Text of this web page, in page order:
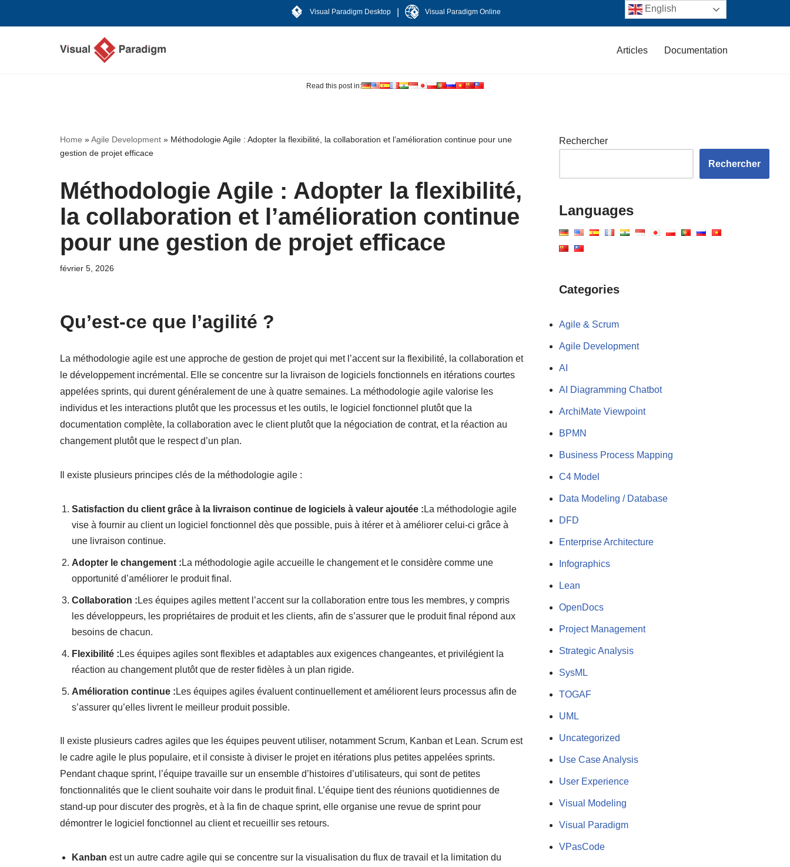
Visual Paradigm Desktop Visual Paradigm Online
Articles Documentation
Read this post in:
Home »Agile Development » Méthodologie Agile : Adopter la flexibilité, la collaboration et l’amélioration continue pour une
gestion de projet efficace
Méthodologie Agile : Adopter la flexibilité,
la collaboration et l’amélioration continue
pour une gestion de projet efficace
février 5, 2026
Qu’est-ce que l’agilité ?
La méthodologie agile est une approche de gestion de projet qui met l’accent sur la flexibilité, la collaboration et
le développement incrémental. Elle se concentre sur la livraison de logiciels fonctionnels en itérations courtes
appelées sprints, qui durent généralement de une à quatre semaines. La méthodologie agile valorise les
individus et les interactions plutôt que les processus et les outils, le logiciel fonctionnel plutôt que la
documentation complète, la collaboration avec le client plutôt que la négociation de contrat, et la réaction au
changement plutôt que le respect d’un plan.
Il existe plusieurs principes clés de la méthodologie agile :
Satisfaction du client grâce à la livraison continue de logiciels à valeur ajoutée : La méthodologie agile
vise à fournir au client un logiciel fonctionnel dès que possible, puis à itérer et à améliorer celui-ci grâce à
une livraison continue.
Adopter le changement : La méthodologie agile accueille le changement et le considère comme une
opportunité d’améliorer le produit final.
Collaboration : Les équipes agiles mettent l’accent sur la collaboration entre tous les membres, y compris
les développeurs, les propriétaires de produit et les clients, afin de s’assurer que le produit final répond aux
besoins de chacun.
Flexibilité : Les équipes agiles sont flexibles et adaptables aux exigences changeantes, et privilégient la
réaction au changement plutôt que de rester fidèles à un plan rigide.
Amélioration continue : Les équipes agiles évaluent continuellement et améliorent leurs processus afin de
s’assurer qu’elles livrent le meilleur produit possible.
Il existe plusieurs cadres agiles que les équipes peuvent utiliser, notamment Scrum, Kanban et Lean. Scrum est
le cadre agile le plus populaire, et il consiste à diviser le projet en itérations plus petites appelées sprints.
Pendant chaque sprint, l’équipe travaille sur un ensemble d’histoires d’utilisateurs, qui sont de petites
fonctionnalités que le client souhaite voir dans le produit final. L’équipe tient des réunions quotidiennes de
stand-up pour discuter des progrès, et à la fin de chaque sprint, elle organise une revue de sprint pour
démontrer le logiciel fonctionnel au client et recueillir ses retours.
Kanban est un autre cadre agile qui se concentre sur la visualisation du flux de travail et la limitation du
Rechercher
Rechercher
Languages
Categories
Agile & Scrum
Agile Development
AI
AI Diagramming Chatbot
ArchiMate Viewpoint
BPMN
Business Process Mapping
C4 Model
Data Modeling / Database
DFD
Enterprise Architecture
Infographics
Lean
OpenDocs
Project Management
Strategic Analysis
SysML
TOGAF
UML
Uncategorized
Use Case Analysis
User Experience
Visual Modeling
Visual Paradigm
VPasCode
English